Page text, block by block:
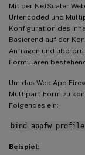
Mit der NetScaler
Urlencoded und
Konfiguration des
Basierend auf der
Anfragen und
Formularen
Um das Web App
Multipart-Form zu
Folgendes ein:
bind appfw
Beispiel: